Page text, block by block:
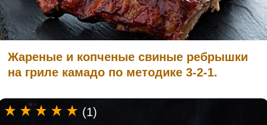
Жареные и копченые свиные ребрышки
на гриле камадо по методике 3-2-1.
(1)